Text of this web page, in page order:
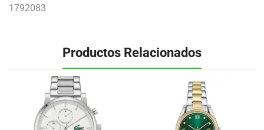
1792083
Productos Relacionados